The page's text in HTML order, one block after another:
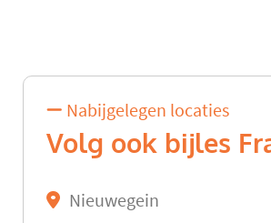
Nabijgelegen locaties
Volg ook bijles
Nieuwegein